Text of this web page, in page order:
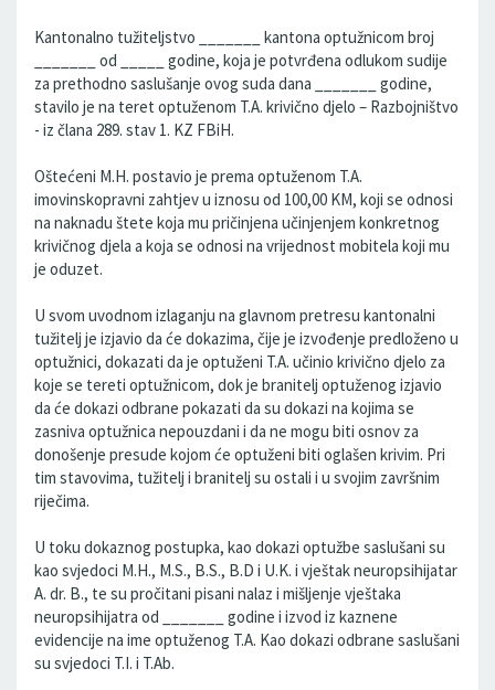
Kantonalno tužiteljstvo _______ kantona optužnicom broj
_______ od _____ godine, koja je potvrđena odlukom sudije
za prethodno saslušanje ovog suda dana _______ godine,
stavilo je na teret optuženom T.A. krivično djelo – Razbojništvo
- iz člana 289. stav 1. KZ FBiH.
Oštećeni M.H. postavio je prema optuženom T.A.
imovinskopravni zahtjev u iznosu od 100,00 KM, koji se odnosi
na naknadu štete koja mu pričinjena učinjenjem konkretnog
krivičnog djela a koja se odnosi na vrijednost mobitela koji mu
je oduzet.
U svom uvodnom izlaganju na glavnom pretresu kantonalni
tužitelj je izjavio da će dokazima, čije je izvođenje predloženo u
optužnici, dokazati da je optuženi T.A. učinio krivično djelo za
koje se tereti optužnicom, dok je branitelj optuženog izjavio
da će dokazi odbrane pokazati da su dokazi na kojima se
zasniva optužnica nepouzdani i da ne mogu biti osnov za
donošenje presude kojom će optuženi biti oglašen krivim. Pri
tim stavovima, tužitelj i branitelj su ostali i u svojim završnim
riječima.
U toku dokaznog postupka, kao dokazi optužbe saslušani su
kao svjedoci M.H., M.S., B.S., B.D i U.K. i vještak neuropsihijatar
A. dr. B., te su pročitani pisani nalaz i mišljenje vještaka
neuropsihijatra od _______ godine i izvod iz kaznene
evidencije na ime optuženog T.A. Kao dokazi odbrane saslušani
su svjedoci T.I. i T.Ab.